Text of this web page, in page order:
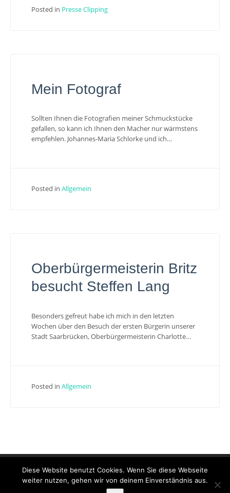
Posted in Presse Clipping
Mein Fotograf
Sollten Ihnen die Fotografien meiner Schmuckstücke
gefallen, so kann ich Ihnen den Macher nur wärmstens
empfehlen. Johannes-Maria Schlorke und ich…
Posted in Allgemein
Oberbürgermeisterin Britz
besucht Steffen Lang
Besonders gefreut habe ich mich in den letzten
Wochen über den Besuch der ersten Bürgerin unserer
Stadt Saarbrücken, Oberbürgermeisterin Charlotte…
Posted in Allgemein
Diese Website benutzt Cookies. Wenn Sie diese Webseite
weiter nutzen, gehen wir von deinem Einverständnis aus.